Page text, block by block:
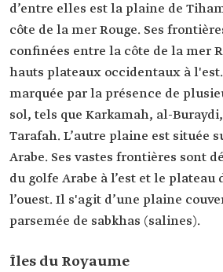
d’entre elles est la plaine de
côte de la mer Rouge. Ses
confinées entre la côte de la mer
hauts plateaux occidentaux à
marquée par la présence de
sol, tels que Karkamah, al-
Tarafah. L’autre plaine est située
Arabe. Ses vastes frontières sont
du golfe Arabe à l’est et le plateau
l’ouest. Il s'agit d’une plaine
parsemée de sabkhas (salines).
Îles du Royaume